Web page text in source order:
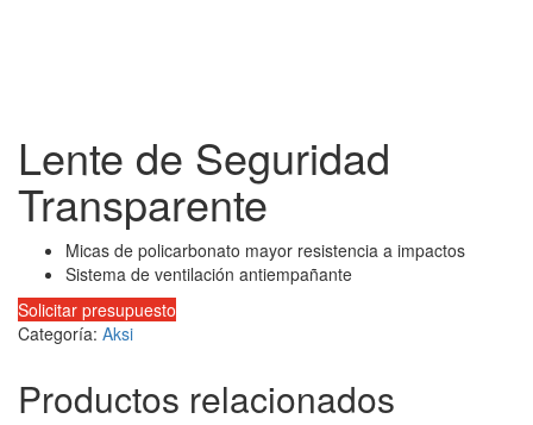
Lente de Seguridad
Transparente
Micas de policarbonato mayor resistencia a impactos
Sistema de ventilación antiempañante
Solicitar presupuesto
Categoría: Aksi
Productos relacionados